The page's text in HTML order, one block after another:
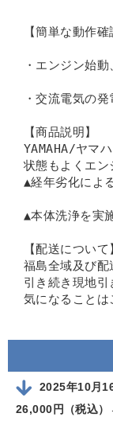
【簡単な動
・エンジン始
・交流電気の発
【商品説明】
YAMAHA/ヤマ
状態もよくエ
▲経年劣化に
▲本体洗浄を実
【配送につい
福島全域及び
引き続き現地引
気になることは
2025年10月
26,000円（税込